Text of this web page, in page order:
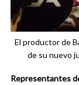
El productor de
de su nuevo
Representantes